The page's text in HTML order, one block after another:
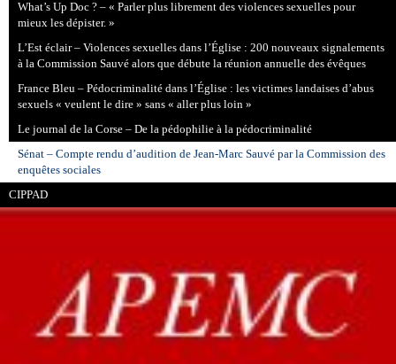
What’s Up Doc ? – « Parler plus librement des violences sexuelles pour
mieux les dépister. »
L’Est éclair – Violences sexuelles dans l’Église : 200 nouveaux signalements
à la Commission Sauvé alors que débute la réunion annuelle des évêques
France Bleu – Pédocriminalité dans l’Église : les victimes landaises d’abus
sexuels « veulent le dire » sans « aller plus loin »
Le journal de la Corse – De la pédophilie à la pédocriminalité
Sénat – Compte rendu d’audition de Jean-Marc Sauvé par la Commission des
enquêtes sociales
CIPPAD